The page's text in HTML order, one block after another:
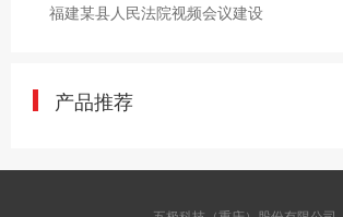
福建某县人民法院视频会议建设
产品推荐